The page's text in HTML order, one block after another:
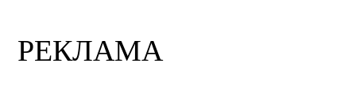
РЕКЛАМА